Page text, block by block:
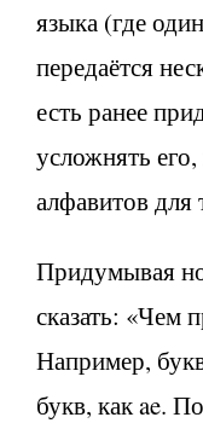
языка (где
передаётся
есть ранее
усложнять
алфавитов
Придумывая
сказать: «Чем
Например,
букв, как ae.